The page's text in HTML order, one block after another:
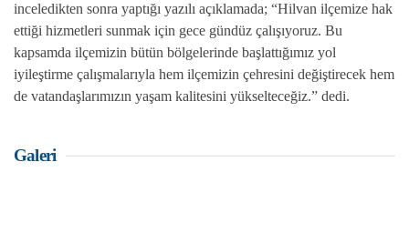
inceledikten sonra yaptığı yazılı açıklamada; “Hilvan ilçemize hak
ettiği hizmetleri sunmak için gece gündüz çalışıyoruz. Bu
kapsamda ilçemizin bütün bölgelerinde başlattığımız yol
iyileştirme çalışmalarıyla hem ilçemizin çehresini değiştirecek hem
de vatandaşlarımızın yaşam kalitesini yükselteceğiz.” dedi.
Galeri